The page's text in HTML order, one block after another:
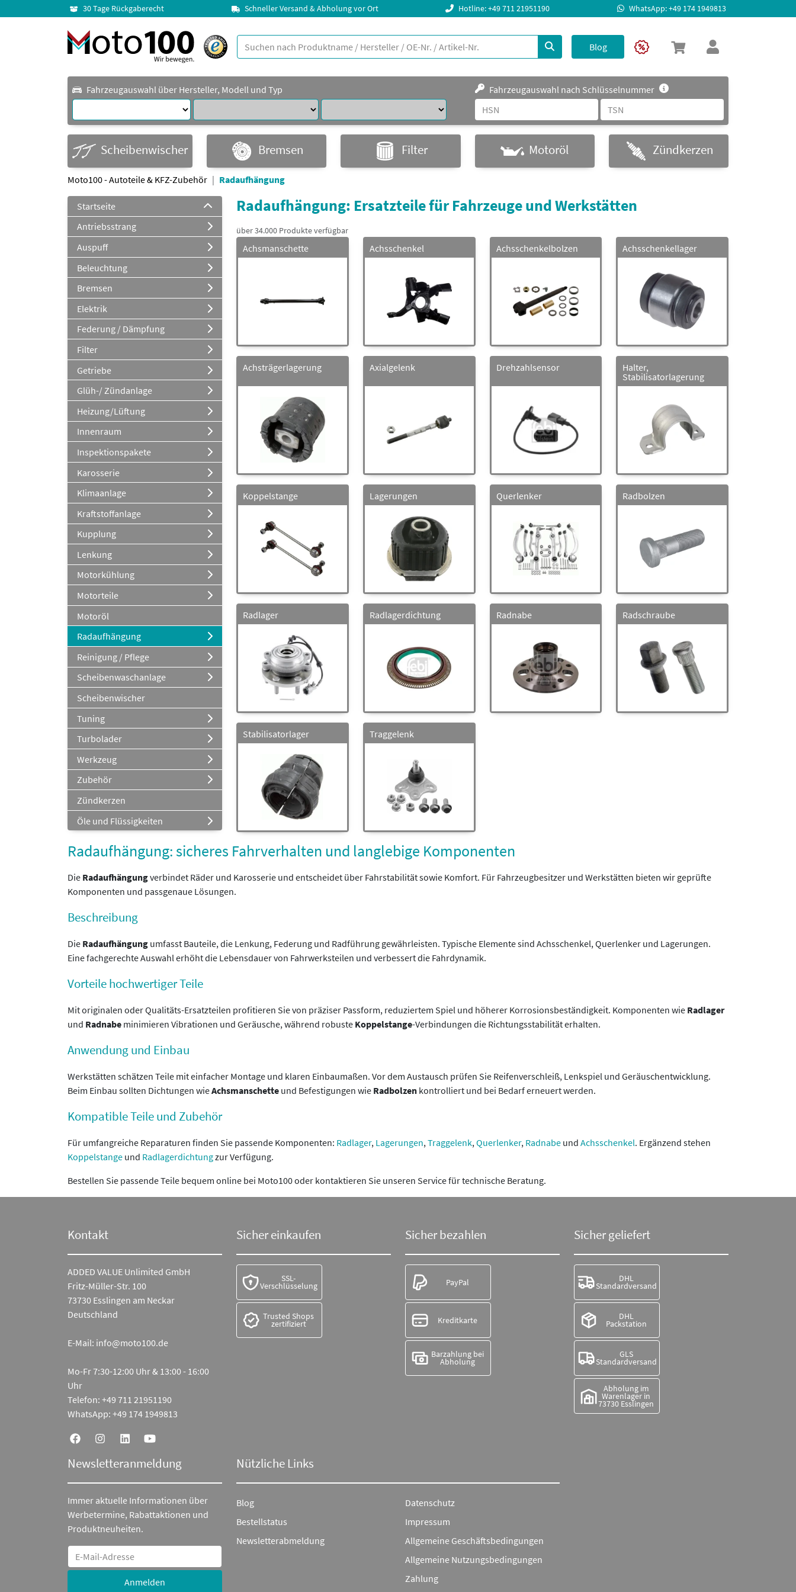
30 Tage Rückgaberecht Schneller Versand & Abholung vor Ort Hotline: +49 711 21951190 WhatsApp: +49 174 1949813
Blog
Fahrzeugauswahl über Hersteller, Modell und Typ Fahrzeugauswahl nach Schlüsselnummer
Scheibenwischer Bremsen Filter Motoröl Zündkerzen
Moto100 - Autoteile & KFZ-Zubehör Radaufhängung
Startseite
Antriebsstrang
Auspuff
Beleuchtung
Bremsen
Elektrik
Federung / Dämpfung
Filter
Getriebe
Glüh-/ Zündanlage
Heizung/Lüftung
Innenraum
Inspektionspakete
Karosserie
Klimaanlage
Kraftstoffanlage
Kupplung
Lenkung
Motorkühlung
Motorteile
Motoröl
Radaufhängung
Reinigung / Pflege
Scheibenwaschanlage
Scheibenwischer
Tuning
Turbolader
Werkzeug
Zubehör
Zündkerzen
Öle und Flüssigkeiten
Radaufhängung: Ersatzteile für Fahrzeuge und Werkstätten
über 34.000 Produkte verfügbar
Achsmanschette Achsschenkel Achsschenkelbolzen Achsschenkellager
Achsträgerlagerung Axialgelenk Drehzahlsensor
Halter,
Stabilisatorlagerung
Koppelstange Lagerungen Querlenker Radbolzen
Radlager Radlagerdichtung Radnabe Radschraube
Stabilisatorlager Traggelenk
Radaufhängung: sicheres Fahrverhalten und langlebige Komponenten
Die Radaufhängungverbindet Räder und Karosserie und entscheidet über Fahrstabilität sowie Komfort. Für Fahrzeugbesitzer und Werkstätten bieten wir geprüfte
Komponenten und passgenaue Lösungen.
Beschreibung
Die Radaufhängung umfasst Bauteile, die Lenkung, Federung und Radführung gewährleisten. Typische Elemente sind Achsschenkel, Querlenker und Lagerungen.
Eine fachgerechte Auswahl erhöht die Lebensdauer von Fahrwerksteilen und verbessert die Fahrdynamik.
Vorteile hochwertiger Teile
Mit originalen oder Qualitäts-Ersatzteilen profitieren Sie von präziser Passform, reduziertem Spiel und höherer Korrosionsbeständigkeit. Komponenten wie Radlager
und Radnabe minimieren Vibrationen und Geräusche, während robuste Koppelstange-Verbindungen die Richtungsstabilität erhalten.
Anwendung und Einbau
Werkstätten schätzen Teile mit einfacher Montage und klaren Einbaumaßen. Vor dem Austausch prüfen Sie Reifenverschleiß, Lenkspiel und Geräuschentwicklung.
Beim Einbau sollten Dichtungen wieAchsmanschette und Befestigungen wie Radbolzen kontrolliert und bei Bedarf erneuert werden.
Kompatible Teile und Zubehör
Für umfangreiche Reparaturen finden Sie passende Komponenten: Radlager, Lagerungen,Traggelenk,Querlenker, Radnabe und Achsschenkel. Ergänzend stehen
Koppelstange und Radlagerdichtungzur Verfügung.
Bestellen Sie passende Teile bequem online bei Moto100 oder kontaktieren Sie unseren Service für technische Beratung.
Kontakt
ADDED VALUE Unlimited GmbH
Fritz-Müller-Str. 100
73730 Esslingen am Neckar
Deutschland
E-Mail: info@moto100.de
Mo-Fr 7:30-12:00 Uhr & 13:00 - 16:00
Uhr
Telefon: +49 711 21951190
WhatsApp: +49 174 1949813
Sicher einkaufen
SSL-
Verschlüsselung
Trusted Shops
zertifiziert
Sicher bezahlen
PayPal
Kreditkarte
Barzahlung bei
Abholung
Sicher geliefert
DHL
Standardversand
DHL
Packstation
GLS
Standardversand
Abholung im
Warenlager in
73730 Esslingen
Newsletteranmeldung
Immer aktuelle Informationen über
Werbetermine, Rabattaktionen und
Produktneuheiten.
Anmelden
Nützliche Links
Blog
Bestellstatus
Newsletterabmeldung
Datenschutz
Impressum
Allgemeine Geschäftsbedingungen
Allgemeine Nutzungsbedingungen
Zahlung